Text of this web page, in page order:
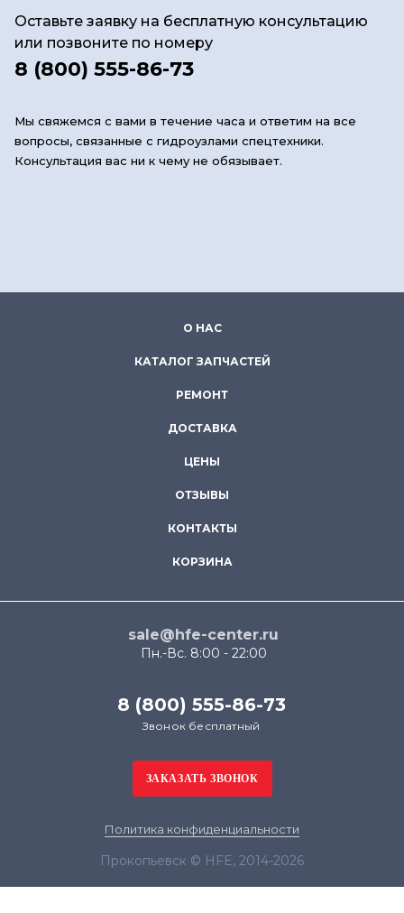
Оставьте заявку на бесплатную консультацию
или позвоните по номеру
8 (800) 555-86-73
Мы свяжемся с вами в течение часа и ответим на все
вопросы, связанные с гидроузлами спецтехники.
Консультация вас ни к чему не обязывает.
О НАС
КАТАЛОГ ЗАПЧАСТЕЙ
РЕМОНТ
ДОСТАВКА
ЦЕНЫ
ОТЗЫВЫ
КОНТАКТЫ
КОРЗИНА
sale@hfe-center.ru
Пн.-Вс. 8:00 - 22:00
8 (800) 555-86-73
Звонок бесплатный
Политика конфиденциальности
Прокопьевск © HFE, 2014-2026